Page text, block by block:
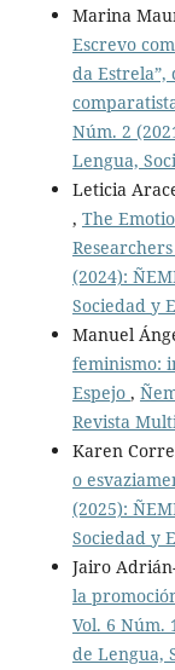
Marina
Escrevo
da Estrela”,
Núm. 2
Lengua,
Leticia
, The
(2024):
Sociedad y
Manuel
feminismo:
Espejo ,
Revista
Karen
o
(2025):
Sociedad y
Jairo
la
Vol. 6 Núm.
de Lengua,